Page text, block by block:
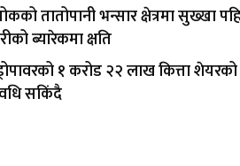
तातोपानी भन्सार क्षेत्रमा सुख्खा
ब्यारेकमा क्षति
१ करोड २२ लाख कित्ता शेयरको
सकिंदै